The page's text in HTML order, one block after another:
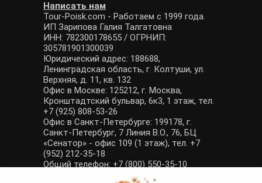
Написать нам
Tour-Poisk.com - Работаем с 1999 года.
ИП Зарипова Галия Талгатовна
ИНН: 782300178655 / ОГРНИП:
305781901300039
Юридический адрес: 188688,
Ленинградская область, г. Колтуши, ул.
Верхняя, д. 11, кв. 132
Офис в Москве: 125212, г. Москва,
Кронштадтский бульвар, 6к3, 1 этаж, тел.
+7 (925) 808-53-26
Офис в Санкт-Петербурге: 199178, г.
Санкт-Петербург, 7 Линия В.О., 76, БЦ
«Сенатор» - офис 109 (1 этаж), тел. +7
(952) 212-35-18
Общий телефон: +7 (800) 550-35-10
E-mail: manager@tour-poisk.com (общие